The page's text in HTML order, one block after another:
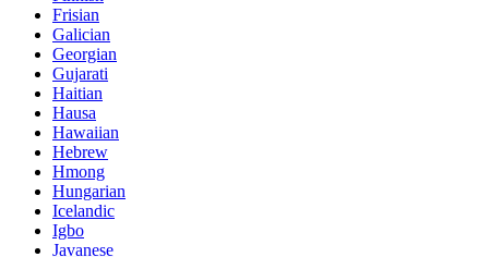
Frisian
Galician
Georgian
Gujarati
Haitian
Hausa
Hawaiian
Hebrew
Hmong
Hungarian
Icelandic
Igbo
Javanese